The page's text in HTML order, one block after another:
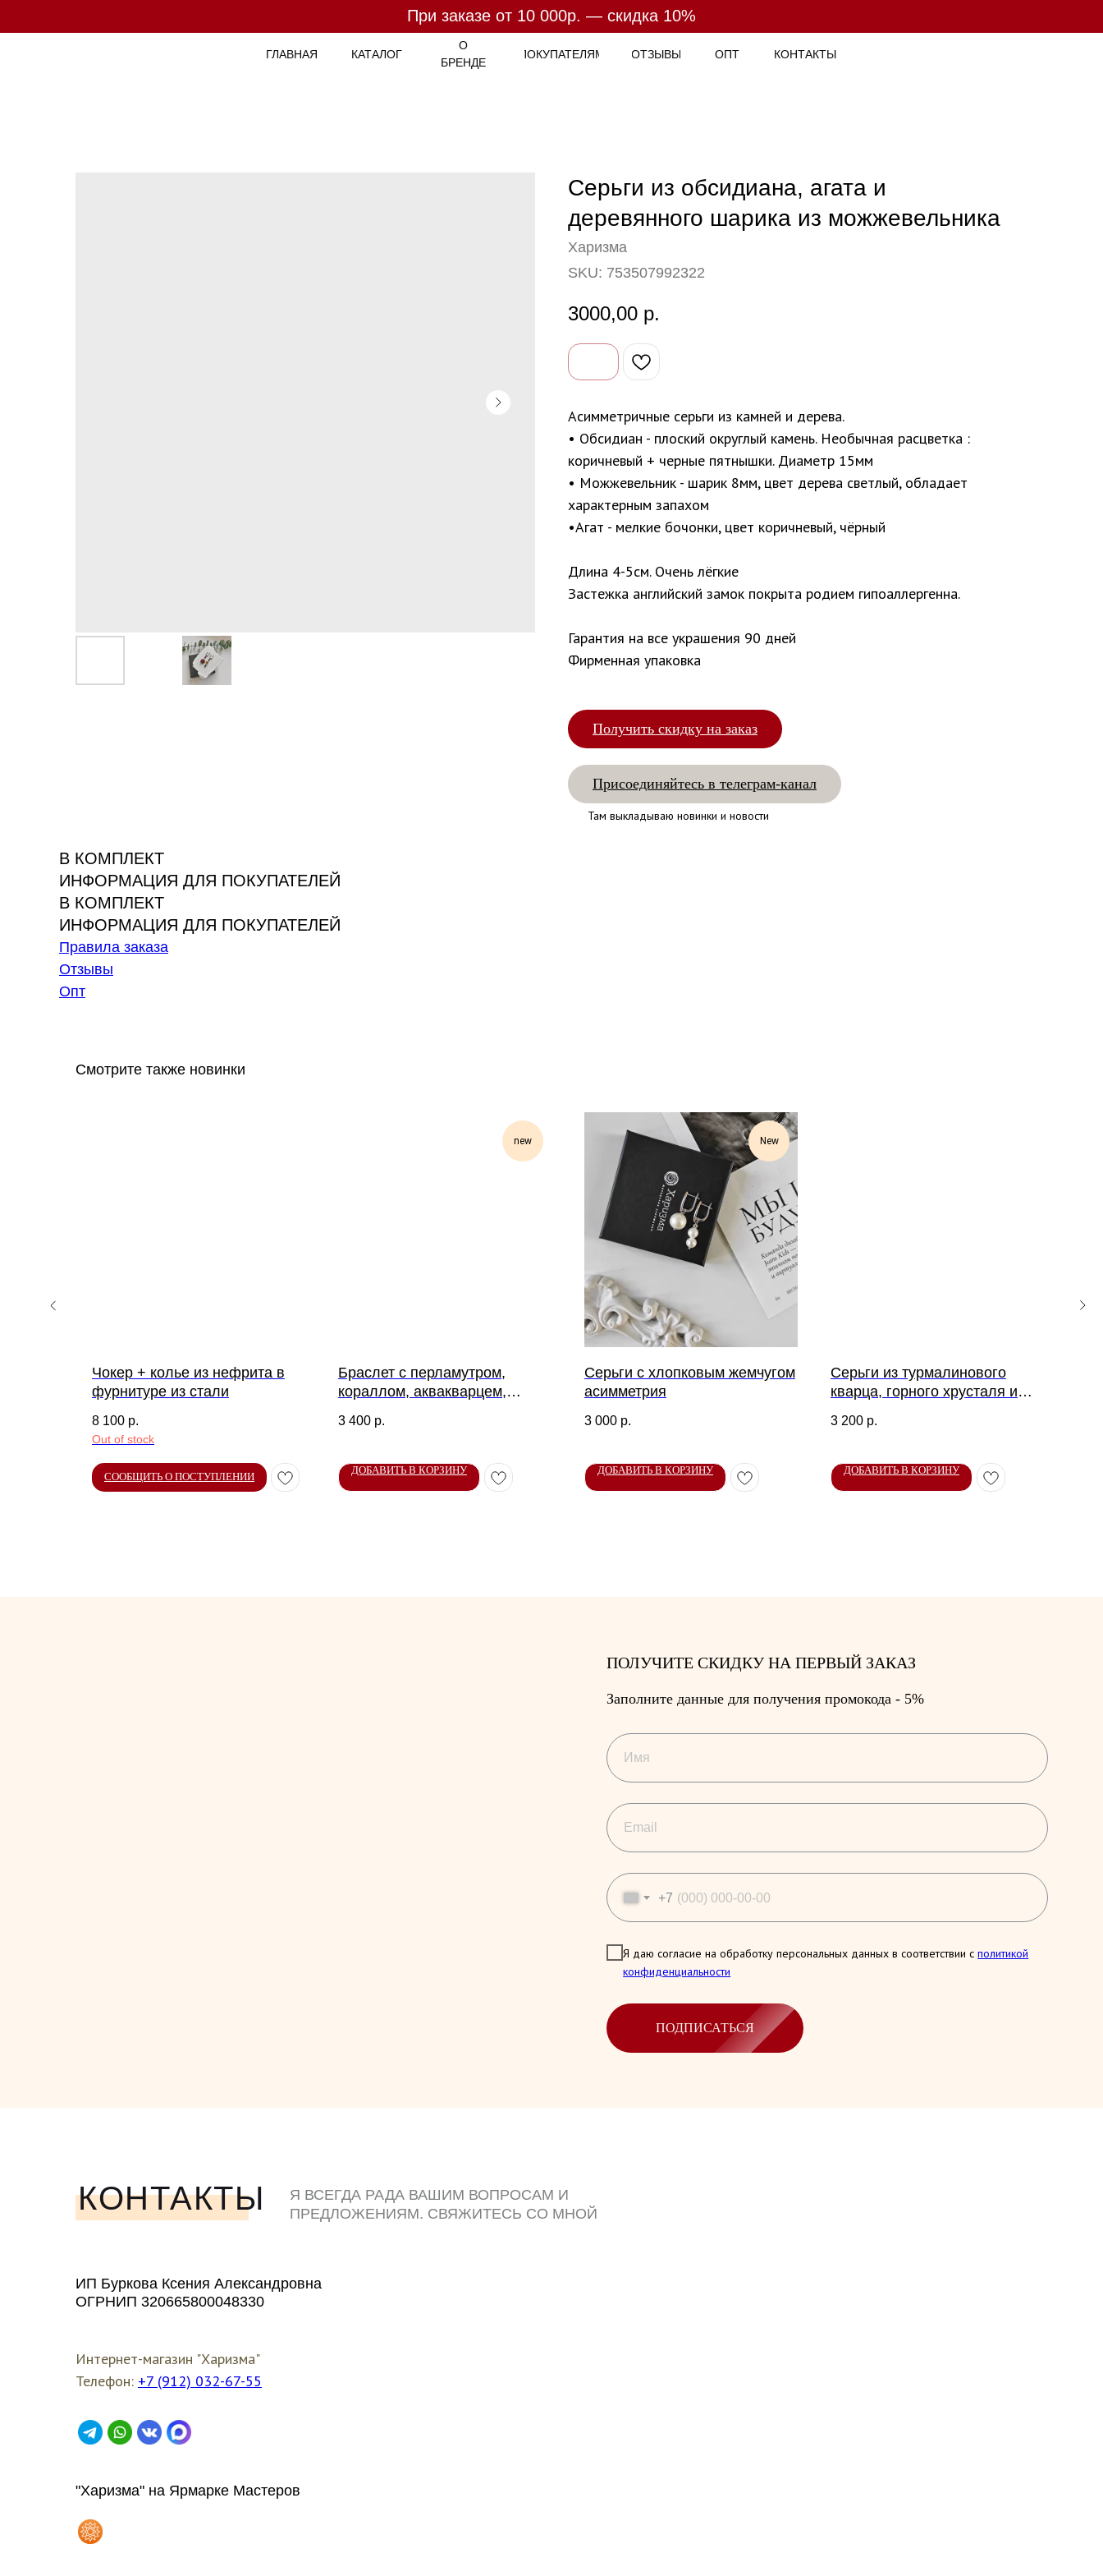
При заказе от 7 000р. - бесплатная доставка
- 4 платежа по
25%
Оплата
При заказе от 10 000р. — скидка 10%
ОПТ
КАТАЛОГ
О
БРЕНДЕ
ПОКУПАТЕЛЯМ ОТЗЫВЫ КОНТАКТЫ
ГЛАВНАЯ
Серьги из обсидиана, агата и
деревянного шарика из можжевельника
Харизма
SKU: 753507992322
3000,00 р.
Асимметричные серьги из камней и дерева.
• Обсидиан - плоский округлый камень. Необычная расцветка :
коричневый + черные пятнышки. Диаметр 15мм
• Можжевельник - шарик 8мм, цвет дерева светлый, обладает
характерным запахом
•Агат - мелкие бочонки, цвет коричневый, чёрный
Длина 4-5см. Очень лёгкие
Застежка английский замок покрыта родием гипоаллергенна.
Гарантия на все украшения 90 дней
Фирменная упаковка
Получить скидку на заказ
Присоединяйтесь в телеграм-канал
Там выкладываю новинки и новости
В КОМПЛЕКТ
ИНФОРМАЦИЯ ДЛЯ ПОКУПАТЕЛЕЙ
В КОМПЛЕКТ
ИНФОРМАЦИЯ ДЛЯ ПОКУПАТЕЛЕЙ
Правила заказа
Отзывы
Опт
Смотрите также новинки
Чокер + колье из нефрита в
фурнитуре из стали
8 100 р.
Out of stock
СООБЩИТЬ О ПОСТУПЛЕНИИ
new
Браслет с перламутром,
кораллом, аквакварцем,
3 400 р.
ДОБАВИТЬ В КОРЗИНУ
New
Серьги с хлопковым жемчугом
асимметрия
3 000 р.
ДОБАВИТЬ В КОРЗИНУ
Серьги из турмалинового
кварца, горного хрусталя и
3 200 р.
ДОБАВИТЬ В КОРЗИНУ
ПОЛУЧИТЕ СКИДКУ НА ПЕРВЫЙ ЗАКАЗ
Заполните данные для получения промокода - 5%
+7
Я даю согласие на обработку персональных данных в соответствии сполитикой
конфиденциальности
ПОДПИСАТЬСЯ
Я ВСЕГДА РАДА ВАШИМ ВОПРОСАМ И
ПРЕДЛОЖЕНИЯМ. СВЯЖИТЕСЬ СО МНОЙ
КОНТАКТЫ
ИП Буркова Ксения Александровна
ОГРНИП 320665800048330
Интернет-магазин "Харизма"
Телефон: +7 (912) 032-67-55
"Харизма" на Ярмарке Мастеров